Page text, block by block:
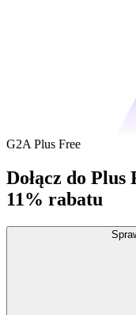
G2A Plus Free
Dołącz do
11% rabatu